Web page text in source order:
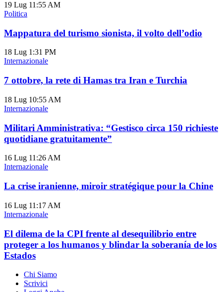
19 Lug 11:55 AM
Politica
Mappatura del turismo sionista, il volto dell’odio
18 Lug 1:31 PM
Internazionale
7 ottobre, la rete di Hamas tra Iran e Turchia
18 Lug 10:55 AM
Internazionale
Militari Amministrativa: “Gestisco circa 150 richieste
quotidiane gratuitamente”
16 Lug 11:26 AM
Internazionale
La crise iranienne, miroir stratégique pour la Chine
16 Lug 11:17 AM
Internazionale
El dilema de la CPI frente al desequilibrio entre
proteger a los humanos y blindar la soberanía de los
Estados
Chi Siamo
Scrivici